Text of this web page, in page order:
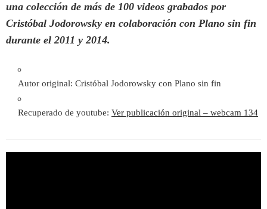
una colección de más de 100 videos grabados por
Cristóbal Jodorowsky en colaboración con Plano sin fin
durante el 2011 y 2014.
Autor original: Cristóbal Jodorowsky con Plano sin fin
Recuperado de youtube: Ver publicación original – webcam 134